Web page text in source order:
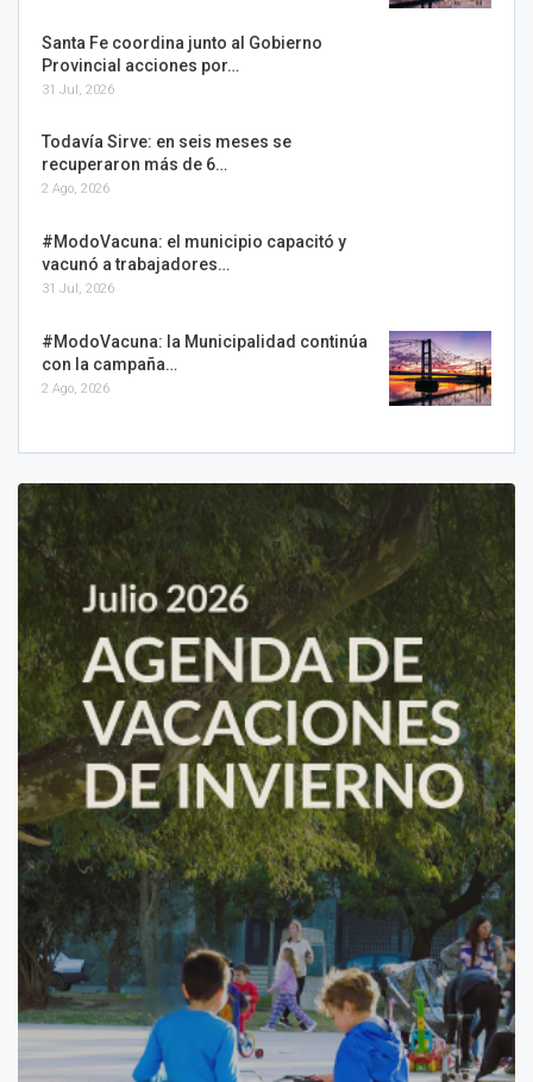
Santa Fe coordina junto al Gobierno
Provincial acciones por…
31 Jul, 2026
Todavía Sirve: en seis meses se
recuperaron más de 6…
2 Ago, 2026
#ModoVacuna: el municipio capacitó y
vacunó a trabajadores…
31 Jul, 2026
#ModoVacuna: la Municipalidad continúa
con la campaña…
2 Ago, 2026